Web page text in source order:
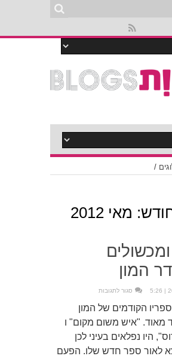
/
מאי 2012
המון
סגור לתגובות
ומכשולים
אלכסנדר
הקודמים של המון
מאוד. "איש משום מקום" ו
היו נפלאים בעיני לכן
לאור ספר חדש שלו. הפעם